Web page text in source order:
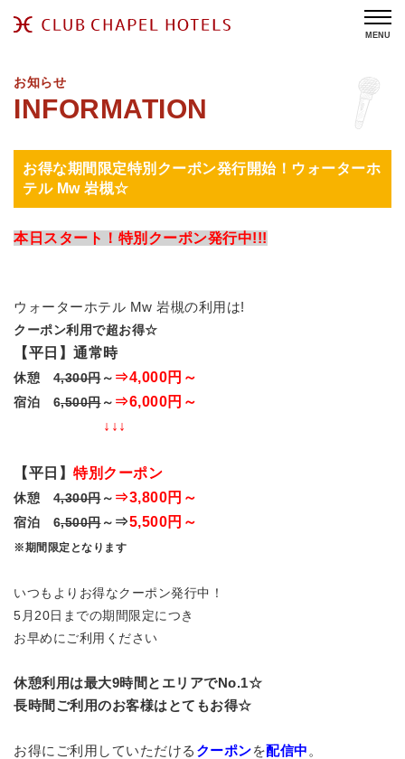
MENU
お知らせ
お得な期間限定特別クーポン発行開始！ウォーターホ
テル Mw 岩槻☆
本日スタート！特別クーポン発行中!!!
ウォーターホテル Mw 岩槻の利用は!
クーポン利用で超お得☆
【平日】通常時
休憩 4,300円～ ⇒4,000円～
宿泊 6,500円～ ⇒6,000円～
↓↓↓
【平日】 特別クーポン
休憩 4,300円～ ⇒3,800円～
宿泊 6,500円～ ⇒5,500円～
※期間限定となります
いつもよりお得なクーポン発行中！
5月20日までの期間限定につき
お早めにご利用ください
休憩利用は最大9時間とエリアでNo.1☆
長時間ご利用のお客様はとてもお得☆
お得にご利用していただける クーポンを配信中 。